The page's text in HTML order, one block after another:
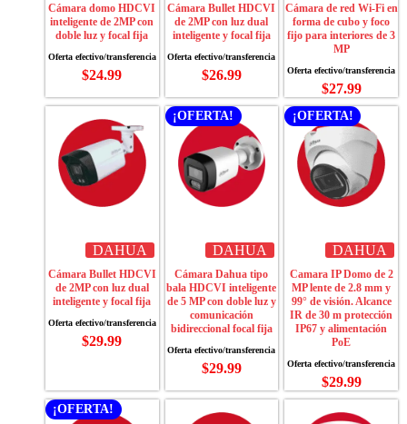
Cámara domo HDCVI
inteligente de 2MP con
doble luz y focal fija
$24.99
Cámara Bullet HDCVI
de 2MP con luz dual
inteligente y focal fija
$26.99
Cámara de red Wi-Fi en
forma de cubo y foco
fijo para interiores de 3
MP
$27.99
DAHUA
Cámara Bullet HDCVI
de 2MP con luz dual
inteligente y focal fija
$29.99
¡OFERTA!
DAHUA
Cámara Dahua tipo
bala HDCVI inteligente
de 5 MP con doble luz y
comunicación
bidireccional focal fija
$29.99
¡OFERTA!
DAHUA
Camara IP Domo de 2
MP lente de 2.8 mm y
99° de visión. Alcance
IR de 30 m protección
IP67 y alimentación
PoE
$29.99
¡OFERTA!